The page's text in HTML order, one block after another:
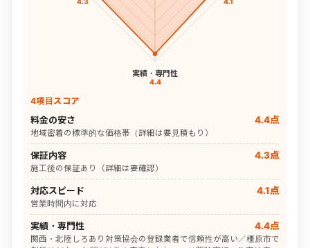
実績・専門性
4.4
4項目スコア
料金の安さ 4.4点
地域密着の標準的な価格帯（詳細は要見積もり）
保証内容 4.3点
施工後の保証あり（詳細は要確認）
対応スピード 4.1点
営業時間内に対応
実績・専門性 4.4点
関西・北陸しろあり対策協会の登録業者で信頼性が高い／橿原市で